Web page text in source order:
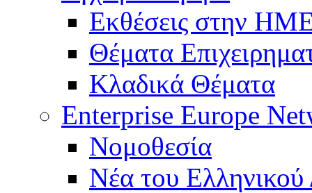
Εκθέσεις στην
Θέματα
Κλαδικά Θέματα
Enterprise Europe
Νομοθεσία
Νέα του Ελληνικού